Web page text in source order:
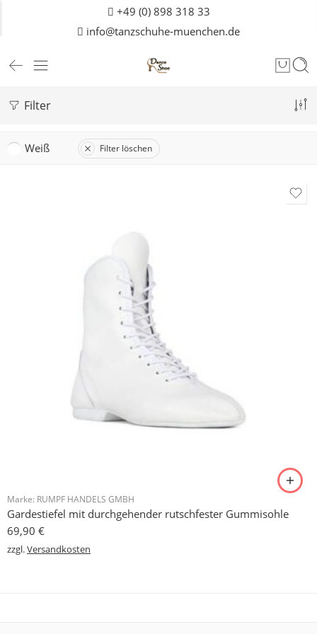
+49 (0) 898 318 33
info@tanzschuhe-muenchen.de
Filter
Weiß Filter löschen
Marke: RUMPF HANDELS GMBH
Gardestiefel mit durchgehender rutschfester Gummisohle
69,90 €
zzgl.Versandkosten